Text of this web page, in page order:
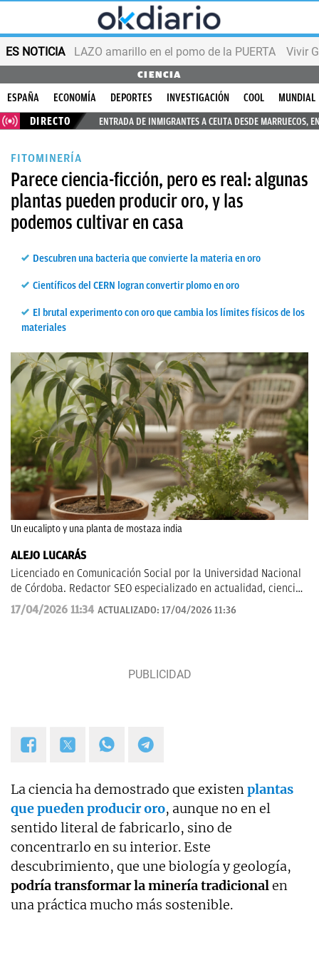
ES NOTICIA LAZO amarillo en el pomo de la PUERTA Vivir
CIENCIA
ESPAÑA ECONOMÍA DEPORTES INVESTIGACIÓN COOL
MUNDIAL
DIRECTO
ENTRADA DE INMIGRANTES A CEUTA DESDE MARRUECOS,
FITOMINERÍA
Parece ciencia-ficción, pero es real: algunas
plantas pueden producir oro, y las
podemos cultivar en casa
Descubren una bacteria que convierte la materia en oro
Científicos del CERN logran convertir plomo en oro
El brutal experimento con oro que cambia los límites físicos de los
materiales
Un eucalipto y una planta de mostaza india
ALEJO LUCARÁS
Licenciado en Comunicación Social por la Universidad Nacional
de Córdoba. Redactor SEO especializado en actualidad, ciencia
aplicada, tecnología y fenómenos sociales, con un enfoque
divulgativo y orientado a explicar al lector cómo los grandes
17/04/2026 11:34 ACTUALIZADO: 17/04/2026 11:36
La ciencia ha demostrado que existenplantas
que pueden producir oro, aunque no en el
sentido literal de fabricarlo, sino de
concentrarlo en su interior. Este
descubrimiento, que une biología y geología,
podría transformar la minería tradicionalen
una práctica mucho más sostenible.